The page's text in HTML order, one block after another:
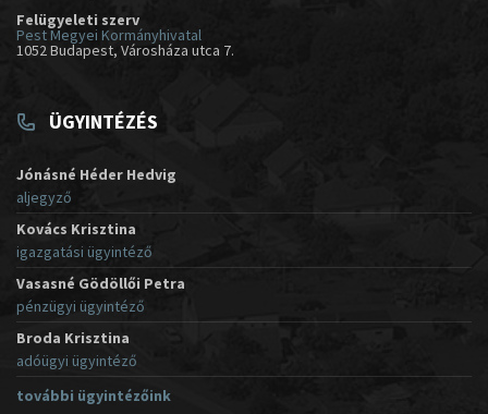
Felügyeleti szerv
Pest Megyei Kormányhivatal
1052 Budapest, Városháza utca 7.
ÜGYINTÉZÉS
Jónásné Héder Hedvig
aljegyző
Kovács Krisztina
igazgatási ügyintéző
Vasasné Gödöllői Petra
pénzügyi ügyintéző
Broda Krisztina
adóügyi ügyintéző
további ügyintézőink